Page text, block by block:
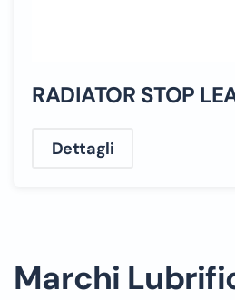
RADIATOR STOP
Dettagli
Marchi